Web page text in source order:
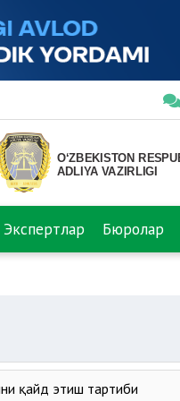
Экспертлар Бюролар
қайд этиш тартиби